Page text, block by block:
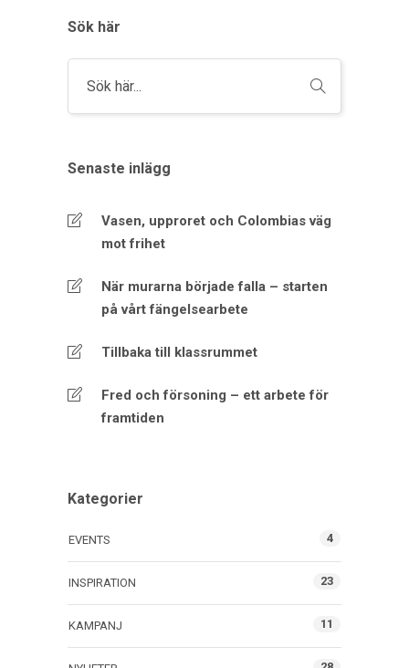
Sök här
Senaste inlägg
Vasen, upproret och Colombias väg
mot frihet
När murarna började falla – starten
på vårt fängelsearbete
Tillbaka till klassrummet
Fred och försoning – ett arbete för
framtiden
Kategorier
EVENTS 4
INSPIRATION 23
KAMPANJ 11